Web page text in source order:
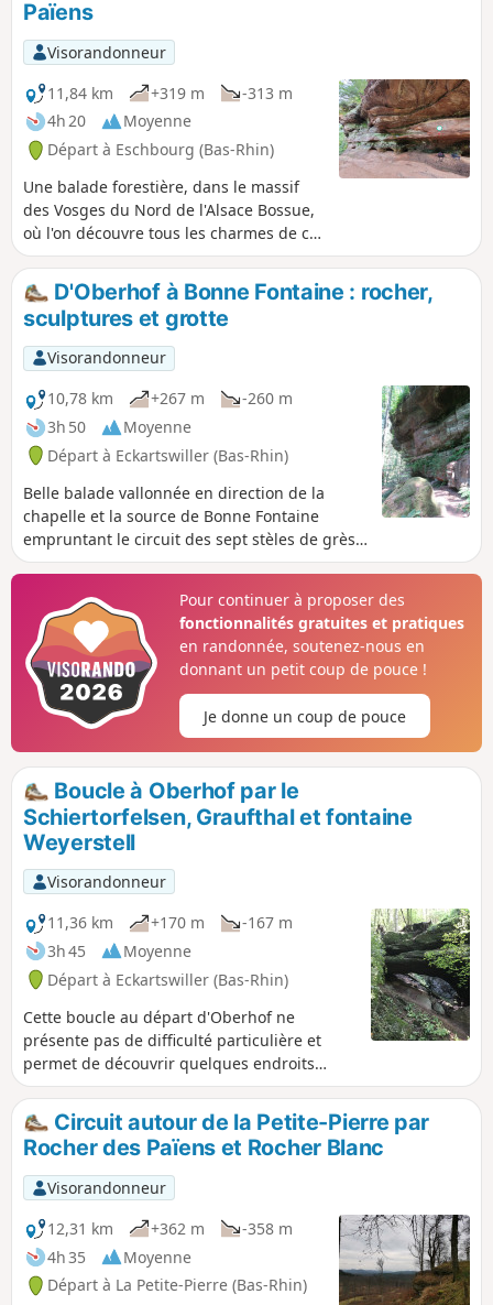
Païens
Visorandonneur
11,84 km
+319 m
-313 m
4h 20
Moyenne
Départ à Eschbourg (Bas-Rhin)
Une balade forestière, dans le massif
des Vosges du Nord de l'Alsace Bossue,
où l'on découvre tous les charmes de ce
massif avec le passage obligé au Rocher
des Païens et un retour vers les maisons
troglodytes de Graufthal.
D'Oberhof à Bonne Fontaine : rocher,
sculptures et grotte
Visorandonneur
10,78 km
+267 m
-260 m
3h 50
Moyenne
Départ à Eckartswiller (Bas-Rhin)
Belle balade vallonnée en direction de la
chapelle et la source de Bonne Fontaine
empruntant le circuit des sept stèles de grès
sculptées par Claude Metzmeyer de Saverne.
Noire et, au retour, par la Grotte des
Amoureux .
Pour continuer à proposer des
fonctionnalités gratuites et pratiques
en randonnée, soutenez-nous en
donnant un petit coup de pouce !
Je donne un coup de pouce
Boucle à Oberhof par le
Schiertorfelsen, Graufthal et fontaine
Weyerstell
Visorandonneur
11,36 km
+170 m
-167 m
3h 45
Moyenne
Départ à Eckartswiller (Bas-Rhin)
Cette boucle au départ d'Oberhof ne
présente pas de difficulté particulière et
permet de découvrir quelques endroits
insolites, dont les maisons troglodytes de
Grauthal ou le Schiertorfelsen
Circuit autour de la Petite-Pierre par
Rocher des Païens et Rocher Blanc
Visorandonneur
12,31 km
+362 m
-358 m
4h 35
Moyenne
Départ à La Petite-Pierre (Bas-Rhin)